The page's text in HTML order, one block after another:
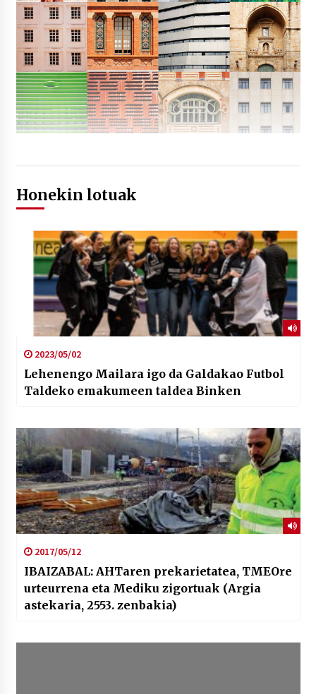
Honekin lotuak
2023/05/02
Lehenengo Mailara igo da Galdakao Futbol
Taldeko emakumeen taldea Binken
2017/05/12
IBAIZABAL: AHTaren prekarietatea, TMEOre
urteurrena eta Mediku zigortuak (Argia
astekaria, 2553. zenbakia)